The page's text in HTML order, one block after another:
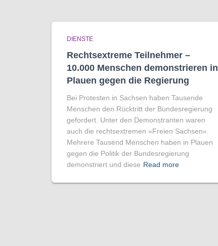
DIENSTE
Rechtsextreme Teilnehmer –
10.000 Menschen demonstrieren in
Plauen gegen die Regierung
Bei Protesten in Sachsen haben Tausende
Menschen den Rücktritt der Bundesregierung
gefordert. Unter den Demonstranten waren
auch die rechtsextremen »Freien Sachsen«.
Mehrere Tausend Menschen haben in Plauen
gegen die Politik der Bundesregierung
demonstriert und diese Read more